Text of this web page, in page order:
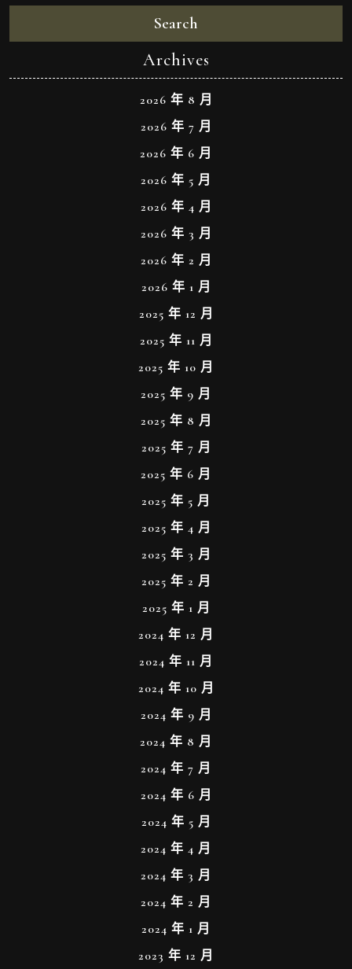
Search
Archives
2026 年 8 月
2026 年 7 月
2026 年 6 月
2026 年 5 月
2026 年 4 月
2026 年 3 月
2026 年 2 月
2026 年 1 月
2025 年 12 月
2025 年 11 月
2025 年 10 月
2025 年 9 月
2025 年 8 月
2025 年 7 月
2025 年 6 月
2025 年 5 月
2025 年 4 月
2025 年 3 月
2025 年 2 月
2025 年 1 月
2024 年 12 月
2024 年 11 月
2024 年 10 月
2024 年 9 月
2024 年 8 月
2024 年 7 月
2024 年 6 月
2024 年 5 月
2024 年 4 月
2024 年 3 月
2024 年 2 月
2024 年 1 月
2023 年 12 月